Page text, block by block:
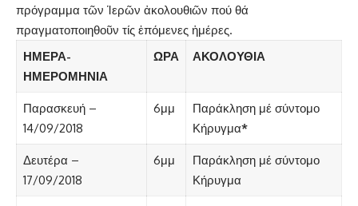
πρόγραμμα τῶν Ἱερῶν ἀκολουθιῶν πού θά
πραγματοποιηθοῦν τίς ἐπόμενες ἡμέρες.
ΗΜΕΡΑ-
ΗΜΕΡΟΜΗΝΙΑ
ΩΡΑ ΑΚΟΛΟΥΘΙΑ
Παρασκευή –
14/09/2018
6μμ
Παράκληση μέ σύντομο
Κήρυγμα*
Δευτέρα –
17/09/2018
6μμ
Παράκληση μέ σύντομο
Κήρυγμα